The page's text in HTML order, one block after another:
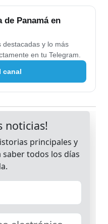
de Panamá en
destacadas y lo más
en tu Telegram.
canal